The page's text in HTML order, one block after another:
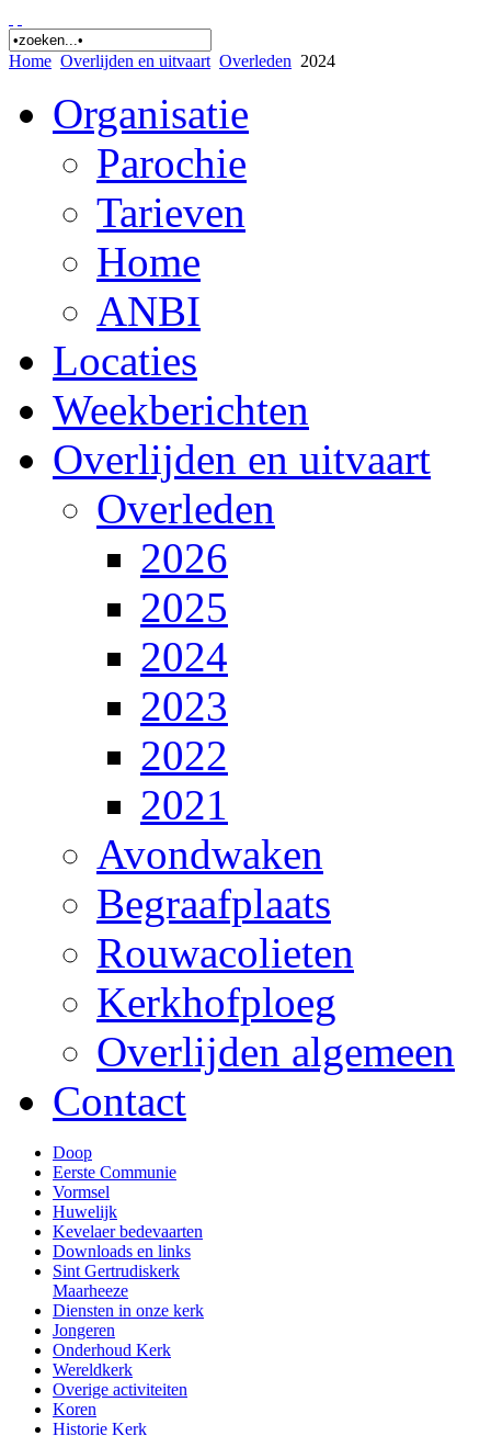
Home Overlijden en uitvaart Overleden 2024
Organisatie
Parochie
Tarieven
Home
ANBI
Locaties
Weekberichten
Overlijden en uitvaart
Overleden
2026
2025
2024
2023
2022
2021
Avondwaken
Begraafplaats
Rouwacolieten
Kerkhofploeg
Overlijden algemeen
Contact
Doop
Eerste Communie
Vormsel
Huwelijk
Kevelaer bedevaarten
Downloads en links
Sint Gertrudiskerk
Maarheeze
Diensten in onze kerk
Jongeren
Onderhoud Kerk
Wereldkerk
Overige activiteiten
Koren
Historie Kerk